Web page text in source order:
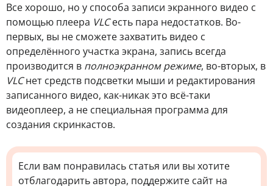
Все хорошо, но у способа записи экранного видео с
помощью плеера VLCесть пара недостатков. Во-
первых, вы не сможете захватить видео с
определённого участка экрана, запись всегда
производится в полноэкранном режиме, во-вторых, в
VLCнет средств подсветки мыши и редактирования
записанного видео, как-никак это всё-таки
видеоплеер, а не специальная программа для
создания скринкастов.
Если вам понравилась статья или вы хотите
отблагодарить автора, поддержите сайт на